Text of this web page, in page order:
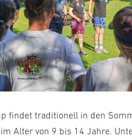
findet traditionell in den
Alter von 9 bis 14 Jahre.